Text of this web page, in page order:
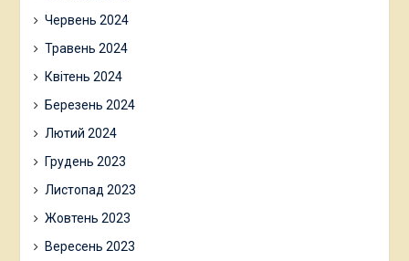
Червень 2024
Травень 2024
Квітень 2024
Березень 2024
Лютий 2024
Грудень 2023
Листопад 2023
Жовтень 2023
Вересень 2023